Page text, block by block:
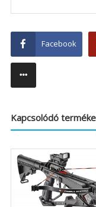
Facebook
Kapcsolódó